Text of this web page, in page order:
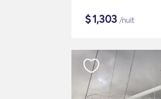
$1,303 /nuit